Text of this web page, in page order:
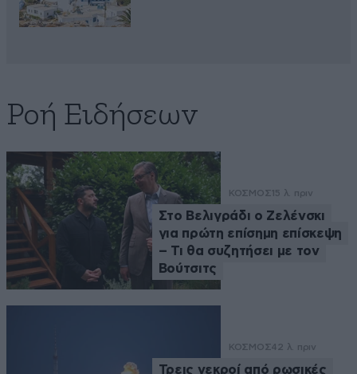
Ροή Ειδήσεων
ΚΟΣΜΟΣ 15 λ. πριν
Στο Βελιγράδι ο Ζελένσκι
για πρώτη επίσημη επίσκεψη
– Τι θα συζητήσει με τον
Βούτσιτς
ΚΟΣΜΟΣ42 λ. πριν
Τρεις νεκροί από ρωσικές